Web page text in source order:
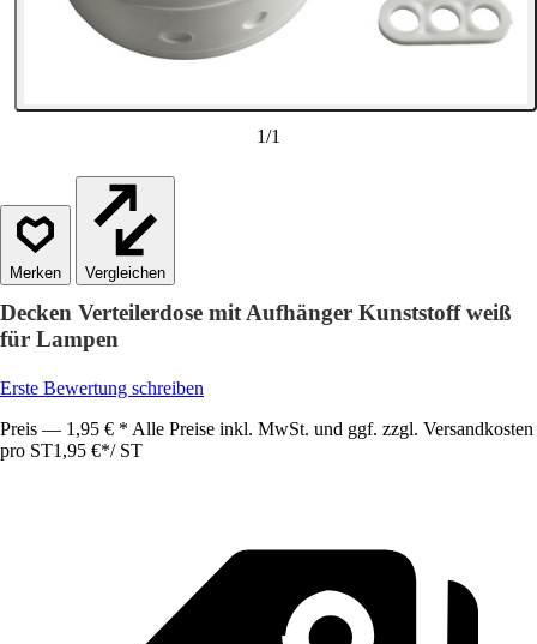
1/1
Vergleichen
Decken Verteilerdose mit Aufhänger Kunststoff weiß
für Lampen
Erste Bewertung schreiben
Preis — 1,95 € * Alle Preise inkl. MwSt. und ggf. zzgl. Versandkosten
pro ST1,95 €*/ ST